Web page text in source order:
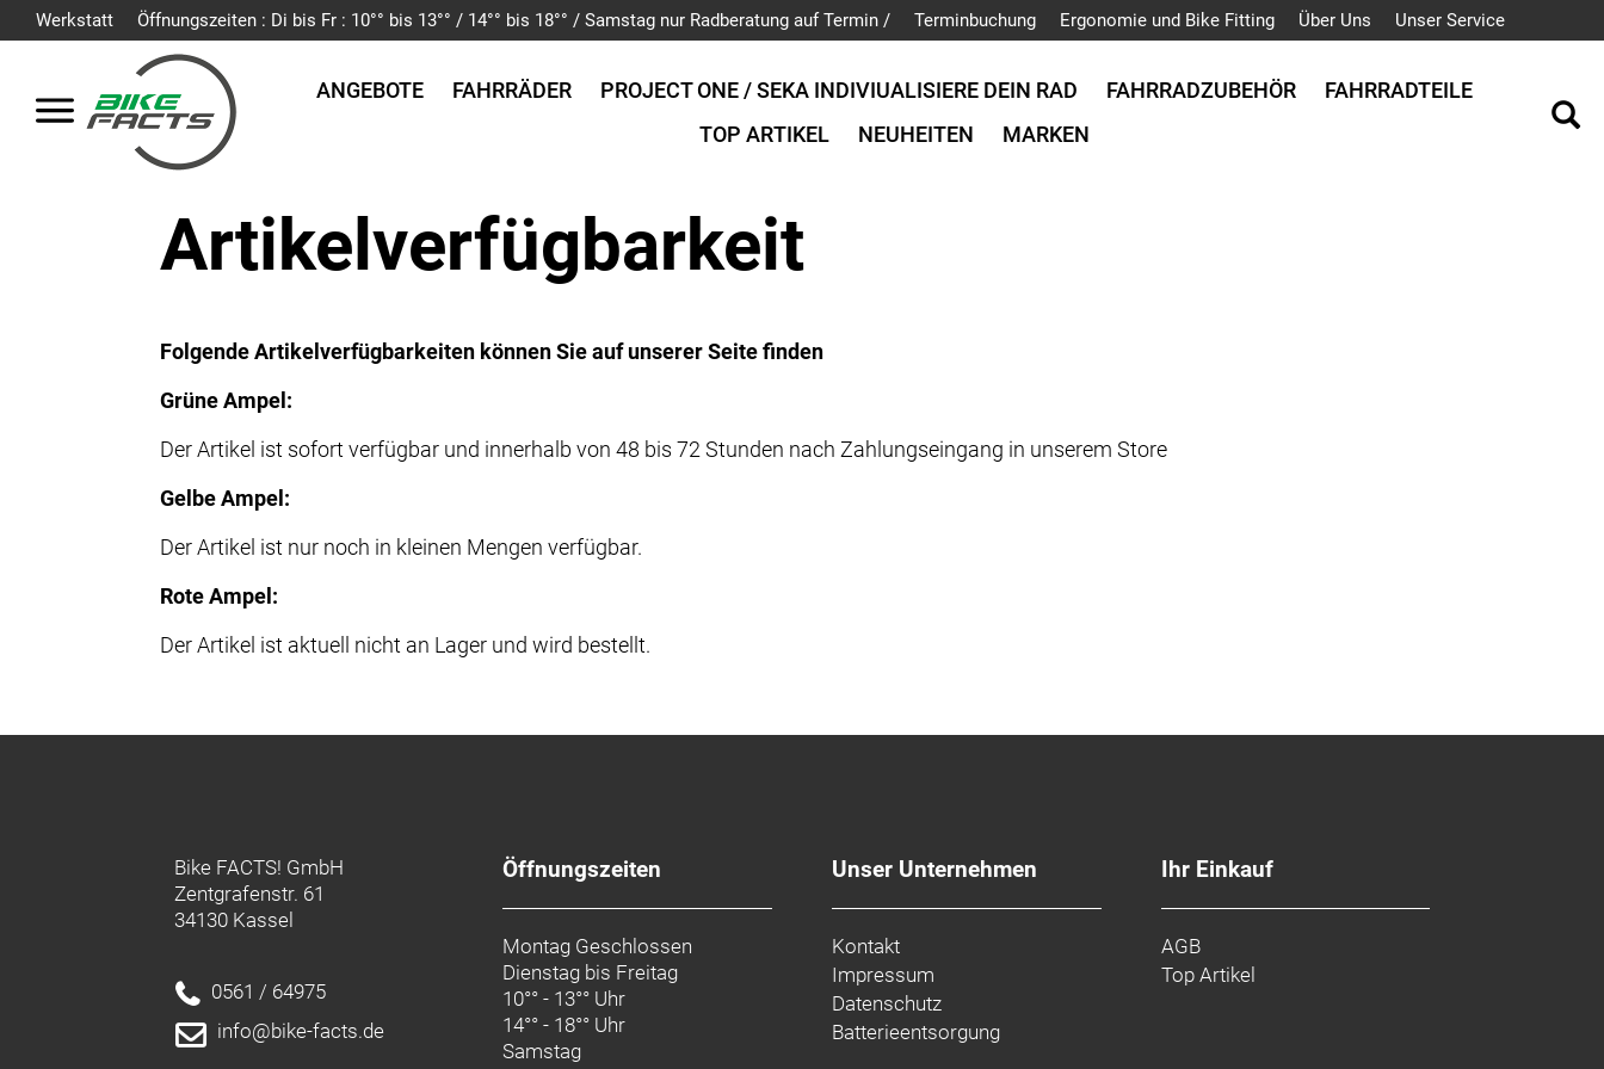
Werkstatt Öffnungszeiten : Di bis Fr : 10°° bis 13°° / 14°° bis 18°° / Samstag nur Radberatung auf Termin / Terminbuchung Ergonomie und Bike Fitting Über Uns Unser Service
ANGEBOTE FAHRRÄDER PROJECT ONE / SEKA INDIVIUALISIERE DEIN RAD FAHRRADZUBEHÖR
FAHRRADTEILE
TOP ARTIKEL
NEUHEITEN MARKEN
Artikelverfügbarkeit
Folgende Artikelverfügbarkeiten können Sie auf unserer Seite finden
Grüne Ampel:
Der Artikel ist sofort verfügbar und innerhalb von 48 bis 72 Stunden nach Zahlungseingang in unserem Store
Gelbe Ampel:
Der Artikel ist nur noch in kleinen Mengen verfügbar.
Rote Ampel:
Der Artikel ist aktuell nicht an Lager und wird bestellt.
Bike FACTS! GmbH
Zentgrafenstr. 61
34130 Kassel
0561 / 64975
info@bike-facts.de
Öffnungszeiten
Montag Geschlossen
Dienstag bis Freitag
10°° - 13°° Uhr
14°° - 18°° Uhr
Samstag
Unser Unternehmen
Kontakt
Impressum
Datenschutz
Batterieentsorgung
Ihr Einkauf
AGB
Top Artikel